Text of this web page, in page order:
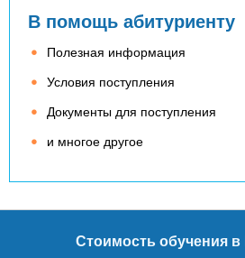
В помощь абитуриенту
Полезная информация
Условия поступления
Документы для поступления
и многое другое
Стоимость обучения в